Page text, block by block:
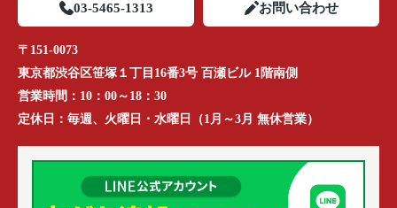
03-5465-1313 お問い合わせ
〒151-0073
東京都渋谷区笹塚１丁目16番3号 百瀬ビル 1階南側
営業時間： 10：00～18：30
定休日： 毎週、火曜日・水曜日（1月～3月 無休営業）